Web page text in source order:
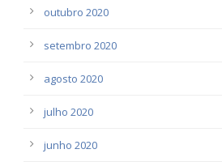
outubro 2020
setembro 2020
agosto 2020
julho 2020
junho 2020